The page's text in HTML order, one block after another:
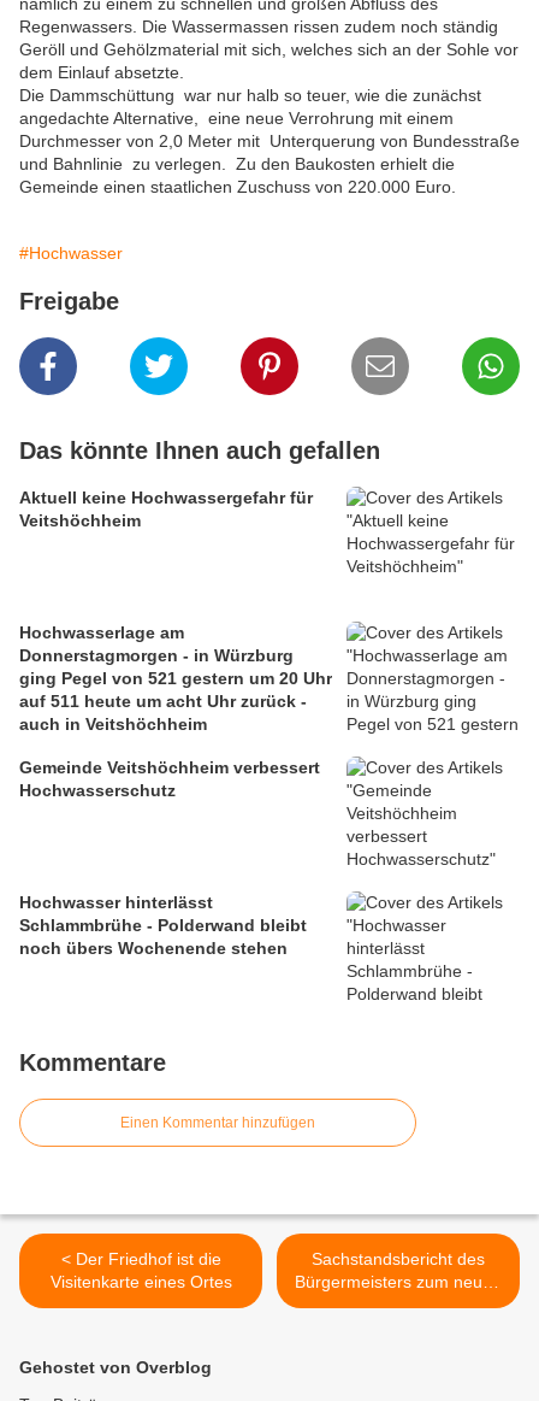
Regenwassers. Die Wassermassen rissen zudem noch ständig
Geröll und Gehölzmaterial mit sich, welches sich an der Sohle vor
dem Einlauf absetzte.
Die Dammschüttung war nur halb so teuer, wie die zunächst
angedachte Alternative, eine neue Verrohrung mit einem
Durchmesser von 2,0 Meter mit Unterquerung von Bundesstraße
und Bahnlinie zu verlegen. Zu den Baukosten erhielt die
Gemeinde einen staatlichen Zuschuss von 220.000 Euro.
#Hochwasser
Freigabe
Das könnte Ihnen auch gefallen
Aktuell keine Hochwassergefahr für
Veitshöchheim
Hochwasserlage am
Donnerstagmorgen - in Würzburg
ging Pegel von 521 gestern um 20 Uhr
auf 511 heute um acht Uhr zurück -
auch in Veitshöchheim
Gemeinde Veitshöchheim verbessert
Hochwasserschutz
Hochwasser hinterlässt
Schlammbrühe - Polderwand bleibt
noch übers Wochenende stehen
Kommentare
Einen Kommentar hinzufügen
< Der Friedhof ist die
Visitenkarte eines Ortes
Sachstandsbericht des
Bürgermeisters zum neuen
Veitshöchheimer
Gehostet von Overblog